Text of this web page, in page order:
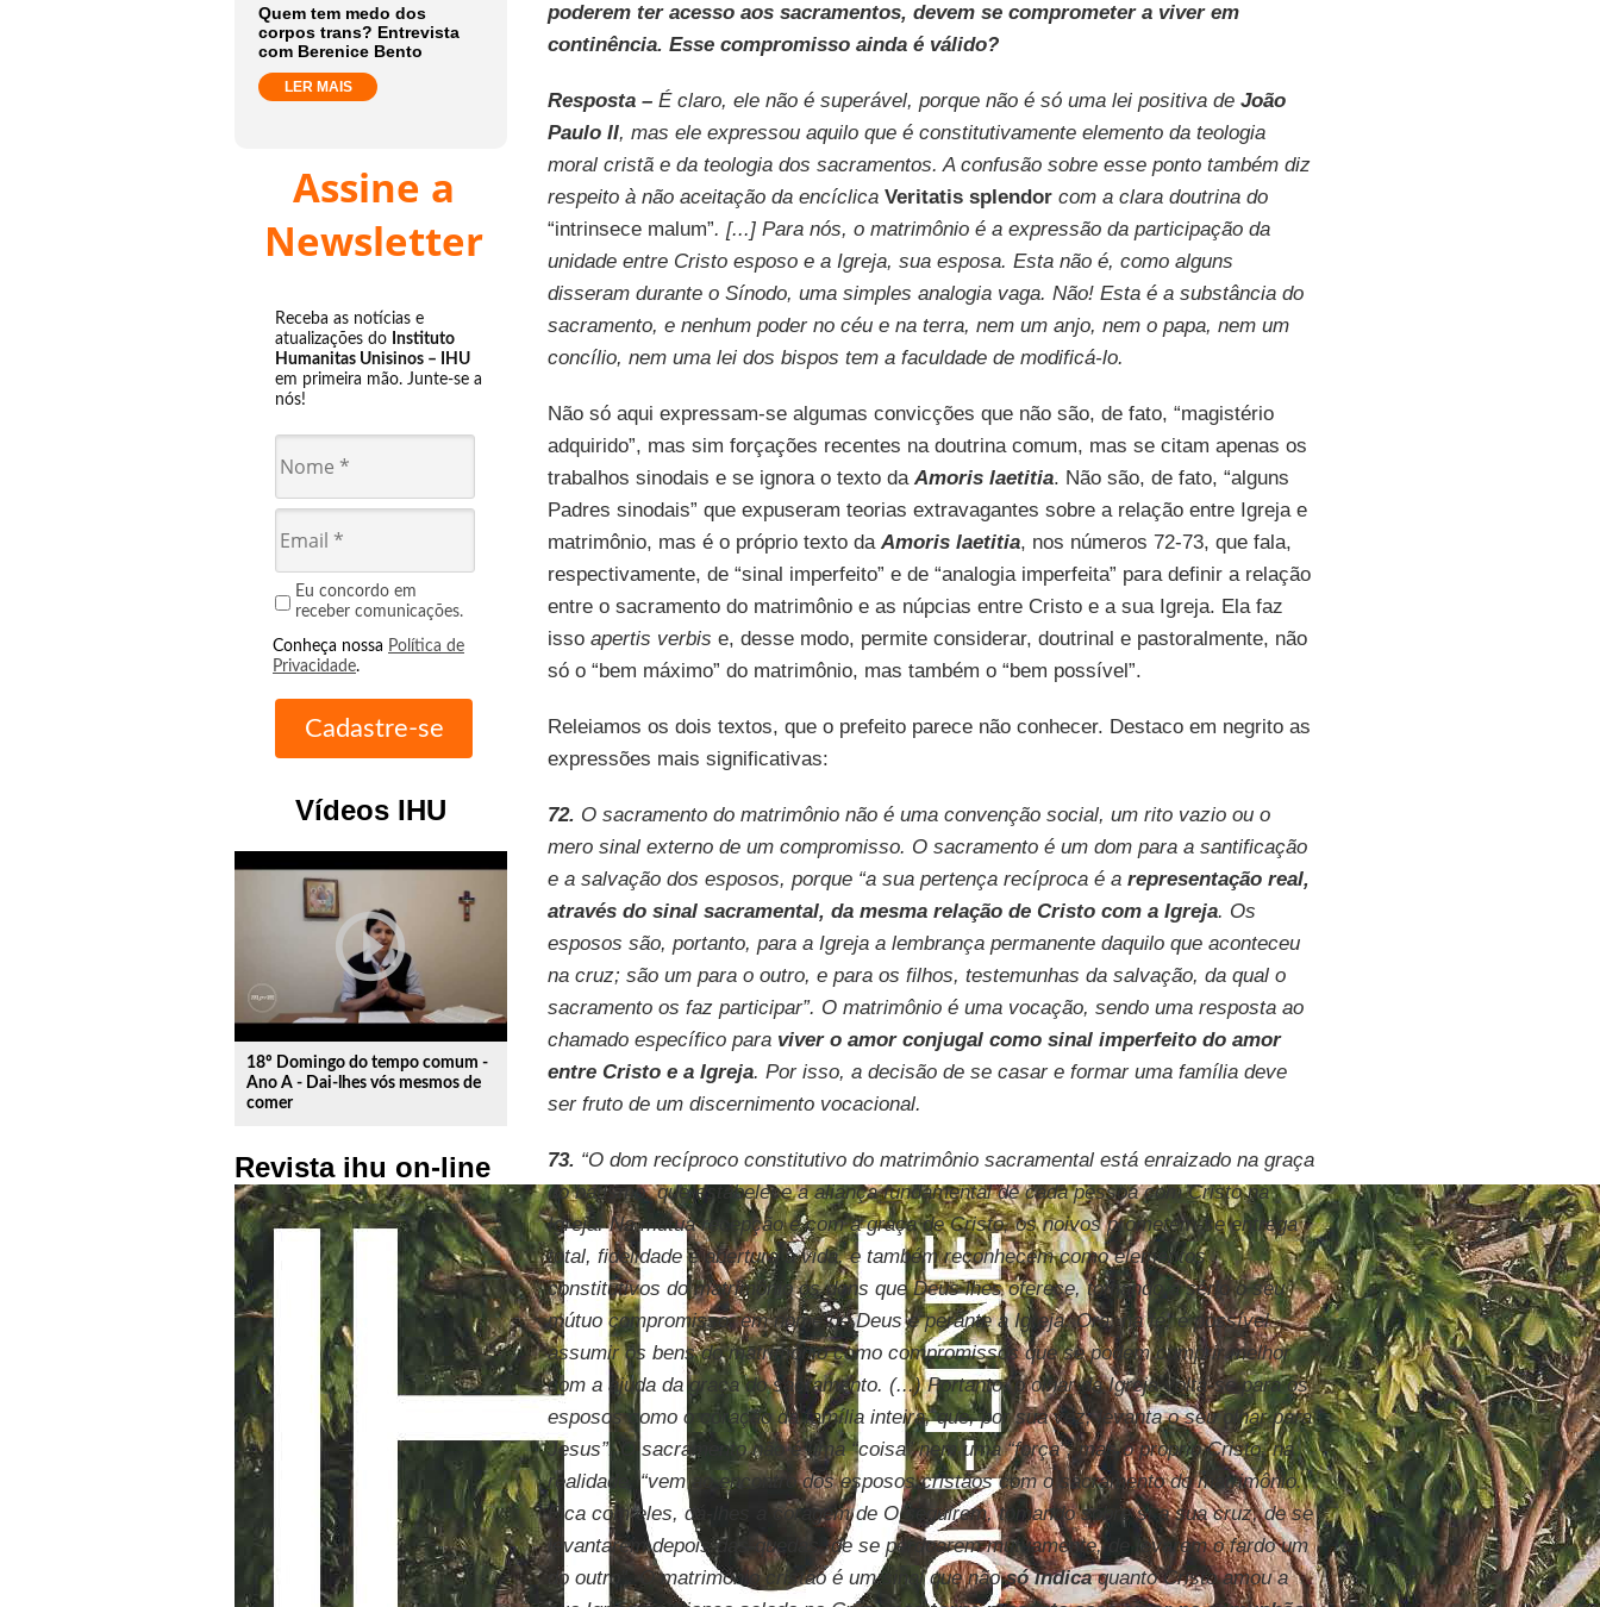
Quem tem medo dos
corpos trans? Entrevista
com Berenice Bento
LER MAIS
Assine a
Newsletter
Receba as notícias e
atualizações do Instituto
Humanitas Unisinos – IHU
em primeira mão. Junte-se a
nós!
Eu concordo em
receber comunicações.
Conheça nossa Política de
Privacidade.
Vídeos IHU
play_circle_outline
18º Domingo do tempo comum -
Ano A - Dai-lhes vós mesmos de
comer
Revista ihu on-line
poderem ter acesso aos sacramentos, devem se comprometer a viver em
continência. Esse compromisso ainda é válido?
Resposta –É claro, ele não é superável, porque não é só uma lei positiva de João
Paulo II, mas ele expressou aquilo que é constitutivamente elemento da teologia
moral cristã e da teologia dos sacramentos. A confusão sobre esse ponto também diz
respeito à não aceitação da encíclica Veritatis splendorcom a clara doutrina do
“intrinsece malum”. [...] Para nós, o matrimônio é a expressão da participação da
unidade entre Cristo esposo e a Igreja, sua esposa. Esta não é, como alguns
disseram durante o Sínodo, uma simples analogia vaga. Não! Esta é a substância do
sacramento, e nenhum poder no céu e na terra, nem um anjo, nem o papa, nem um
concílio, nem uma lei dos bispos tem a faculdade de modificá-lo.
Não só aqui expressam-se algumas convicções que não são, de fato, “magistério
adquirido”, mas sim forçações recentes na doutrina comum, mas se citam apenas os
trabalhos sinodais e se ignora o texto da Amoris laetitia. Não são, de fato, “alguns
Padres sinodais” que expuseram teorias extravagantes sobre a relação entre Igreja e
matrimônio, mas é o próprio texto da Amoris laetitia, nos números 72-73, que fala,
respectivamente, de “sinal imperfeito” e de “analogia imperfeita” para definir a relação
entre o sacramento do matrimônio e as núpcias entre Cristo e a sua Igreja. Ela faz
isso apertis verbis e, desse modo, permite considerar, doutrinal e pastoralmente, não
só o “bem máximo” do matrimônio, mas também o “bem possível”.
Releiamos os dois textos, que o prefeito parece não conhecer. Destaco em negrito as
expressões mais significativas:
72. O sacramento do matrimônio não é uma convenção social, um rito vazio ou o
mero sinal externo de um compromisso. O sacramento é um dom para a santificação
e a salvação dos esposos, porque “a sua pertença recíproca é a representação real,
através do sinal sacramental, da mesma relação de Cristo com a Igreja. Os
esposos são, portanto, para a Igreja a lembrança permanente daquilo que aconteceu
na cruz; são um para o outro, e para os filhos, testemunhas da salvação, da qual o
sacramento os faz participar”. O matrimônio é uma vocação, sendo uma resposta ao
chamado específico para viver o amor conjugal como sinal imperfeito do amor
entre Cristo e a Igreja. Por isso, a decisão de se casar e formar uma família deve
ser fruto de um discernimento vocacional.
73. “O dom recíproco constitutivo do matrimônio sacramental está enraizado na graça
do batismo, que estabelece a aliança fundamental de cada pessoa com Cristo na
Igreja. Na mútua recepção e com a graça de Cristo, os noivos prometem-se entrega
total, fidelidade e abertura à vida, e também reconhecem como elementos
constitutivos do matrimônio os dons que Deus lhes oferece, tomando a sério o seu
mútuo compromisso, em nome de Deus e perante a Igreja. Ora, na fé, é possível
assumir os bens do matrimônio como compromissos que se podem cumprir melhor
com a ajuda da graça do sacramento. (...) Portanto, o olhar da Igreja volta-se para os
esposos como o coração da família inteira, que, por sua vez, levanta o seu olhar para
Jesus”. O sacramento não é uma “coisa” nem uma “força”, mas o próprio Cristo, na
realidade, “vem ao encontro dos esposos cristãos com o sacramento do matrimônio.
Fica com eles, dá-lhes a coragem de O seguirem, tomando sobre si a sua cruz, de se
levantarem depois das quedas, de se perdoarem mutuamente, de levarem o fardo um
do outro”. O matrimônio cristão é um sinal que nãosó indicaquanto Cristo amou a